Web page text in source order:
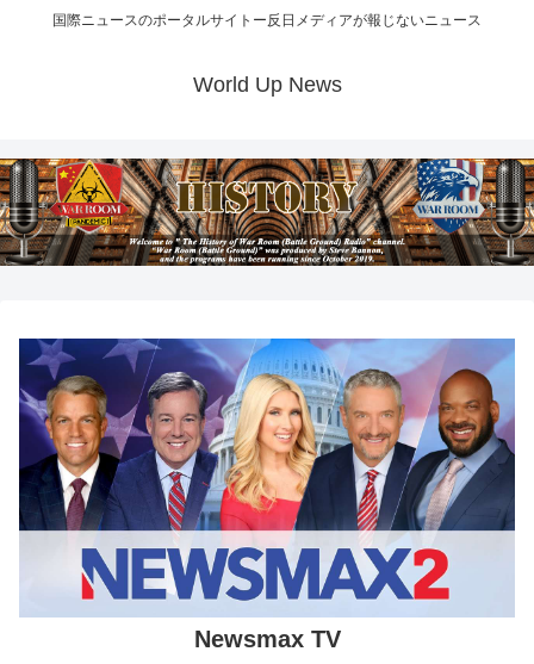
国際ニュースのポータルサイトー反日メディアが報じないニュース
World Up News
Newsmax TV